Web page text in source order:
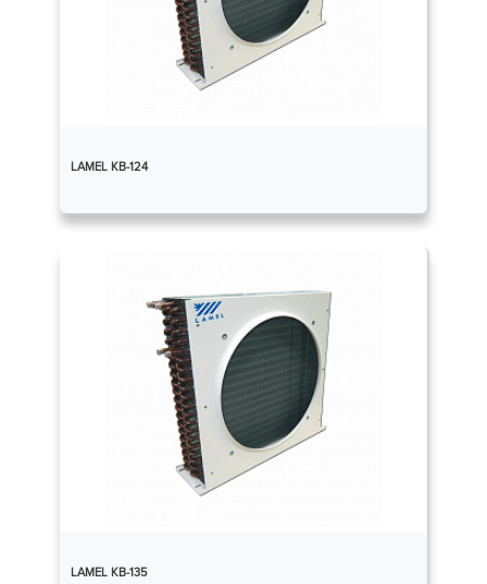
LAMEL КВ-124
LAMEL КВ-135